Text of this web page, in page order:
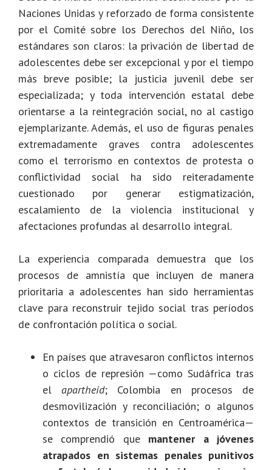
Naciones Unidas y reforzado de forma consistente
por el Comité sobre los Derechos del Niño, los
estándares son claros: la privación de libertad de
adolescentes debe ser excepcional y por el tiempo
más breve posible; la justicia juvenil debe ser
especializada; y toda intervención estatal debe
orientarse a la reintegración social, no al castigo
ejemplarizante. Además, el uso de figuras penales
extremadamente graves contra adolescentes
como el terrorismo en contextos de protesta o
conflictividad social ha sido reiteradamente
cuestionado por generar estigmatización,
escalamiento de la violencia institucional y
afectaciones profundas al desarrollo integral.
La experiencia comparada demuestra que los
procesos de amnistía que incluyen de manera
prioritaria a adolescentes han sido herramientas
clave para reconstruir tejido social tras períodos
de confrontación política o social.
En países que atravesaron conflictos internos
o ciclos de represión —como Sudáfrica tras
elapartheid; Colombia en procesos de
desmovilización y reconciliación; o algunos
contextos de transición en Centroamérica—
se comprendió que mantener a jóvenes
atrapados en sistemas penales punitivos